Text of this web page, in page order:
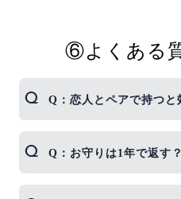
⑥よくある
Q：恋人とペアで持つと
ると信じられています。
Q：お守りは1年で返す？